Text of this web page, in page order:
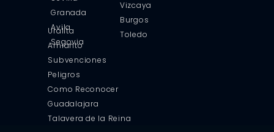
Granada
Avila
Segovia
Vizcaya
Burgos
Toledo
Uralita
Amianto
Subvenciones
Peligros
Como Reconocer
Guadalajara
Talavera de la Reina